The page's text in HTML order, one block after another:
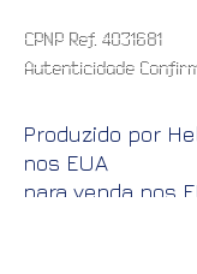
CPNP Ref. 4031681
Autenticidade
Produzido por
nos EUA
para venda nos